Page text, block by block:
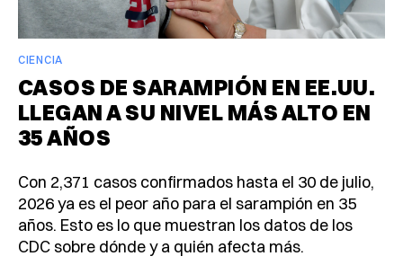
CIENCIA
CASOS DE SARAMPIÓN EN EE.UU.
LLEGAN A SU NIVEL MÁS ALTO EN
35 AÑOS
Con 2,371 casos confirmados hasta el 30 de julio,
2026 ya es el peor año para el sarampión en 35
años. Esto es lo que muestran los datos de los
CDC sobre dónde y a quién afecta más.